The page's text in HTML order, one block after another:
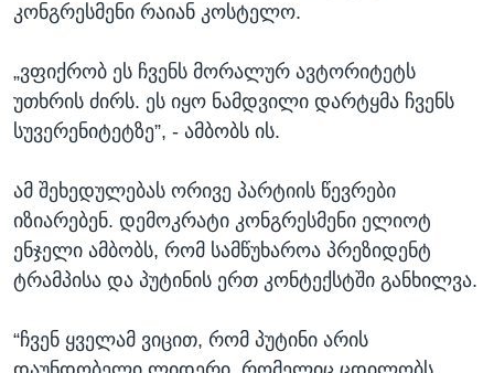
კონგრესმენი რაიან კოსტელო.
„ვფიქრობ ეს ჩვენს მორალურ ავტორიტეტს
უთხრის ძირს. ეს იყო ნამდვილი დარტყმა ჩვენს
სუვერენიტეტზე”, - ამბობს ის.
ამ შეხედულებას ორივე პარტიის წევრები
იზიარებენ. დემოკრატი კონგრესმენი ელიოტ
ენჯელი ამბობს, რომ სამწუხაროა პრეზიდენტ
ტრამპისა და პუტინის ერთ კონტექსტში განხილვა.
“ჩვენ ყველამ ვიცით, რომ პუტინი არის